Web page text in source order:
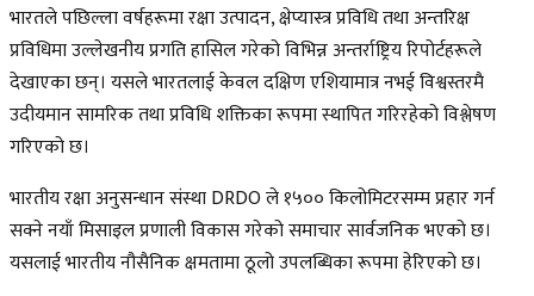
भारतले पछिल्ला वर्षहरूमा रक्षा उत्पादन, क्षेप्यास्त्र प्रविधि तथा अन्तरिक्ष
प्रविधिमा उल्लेखनीय प्रगति हासिल गरेको विभिन्न अन्तर्राष्ट्रिय रिपोर्टहरूले
देखाएका छन्। यसले भारतलाई केवल दक्षिण एशियामात्र नभई विश्वस्तरमै
उदीयमान सामरिक तथा प्रविधि शक्तिका रूपमा स्थापित गरिरहेको विश्लेषण
गरिएको छ।
भारतीय रक्षा अनुसन्धान संस्था DRDO ले १५०० किलोमिटरसम्म प्रहार गर्न
सक्ने नयाँ मिसाइल प्रणाली विकास गरेको समाचार सार्वजनिक भएको छ।
यसलाई भारतीय नौसैनिक क्षमतामा ठूलो उपलब्धिका रूपमा हेरिएको छ।